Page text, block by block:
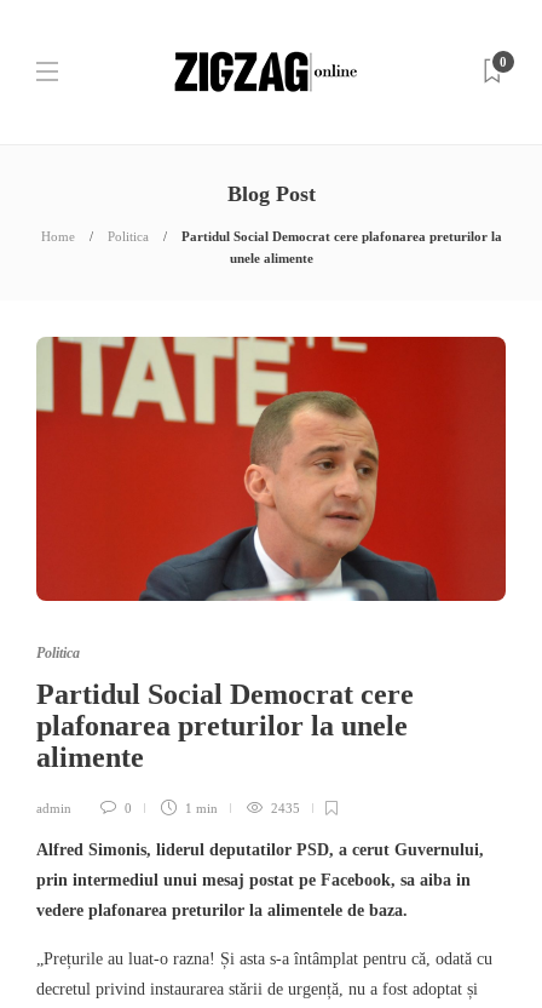
0
Blog Post
Home Politica
Partidul Social Democrat cere plafonarea preturilor la
unele alimente
Politica
Partidul Social Democrat cere
plafonarea preturilor la unele
alimente
admin 0 1 min 2435
Alfred Simonis, liderul deputatilor PSD, a cerut Guvernului,
prin intermediul unui mesaj postat pe Facebook, sa aiba in
vedere plafonarea preturilor la alimentele de baza.
„Prețurile au luat-o razna! Și asta s-a întâmplat pentru că, odată cu
decretul privind instaurarea stării de urgență, nu a fost adoptat și